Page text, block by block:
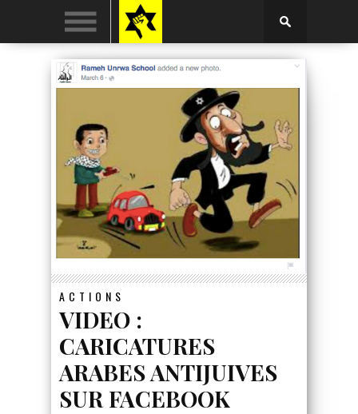
ACTIONS
VIDEO :
CARICATURES
ARABES ANTIJUIVES
SUR FACEBOOK